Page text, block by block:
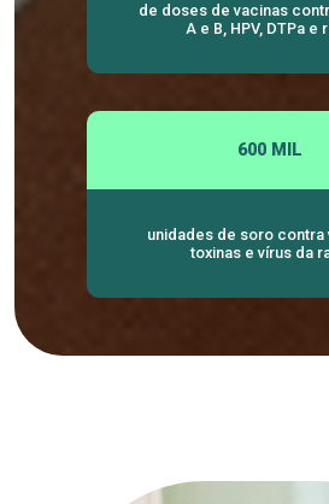
de doses de vacinas
A e B, HPV, DTPa e
600 MIL
unidades de soro contra
toxinas e vírus da